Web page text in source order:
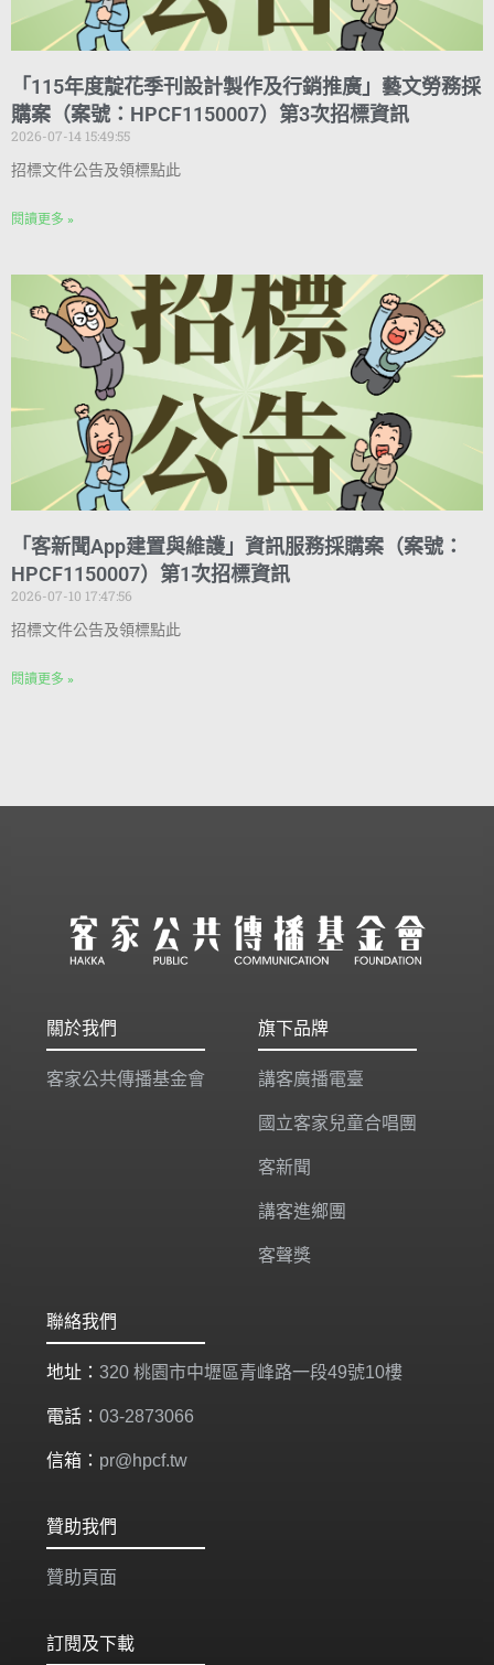
「115年度靛花季刊設計製作及行銷推廣」藝文勞務採
購案（案號：HPCF1150007）第3次招標資訊
2026-07-14 15:49:55
招標文件公告及領標點此
閱讀更多 »
「客新聞App建置與維護」資訊服務採購案（案號：
HPCF1150007）第1次招標資訊
2026-07-10 17:47:56
招標文件公告及領標點此
閱讀更多 »
關於我們
客家公共傳播基金會
旗下品牌
講客廣播電臺
國立客家兒童合唱團
客新聞
講客進鄉團
客聲獎
聯絡我們
地址： 320 桃園市中壢區青峰路一段49號10樓
電話： 03-2873066
信箱： pr@hpcf.tw
贊助我們
贊助頁面
訂閱及下載